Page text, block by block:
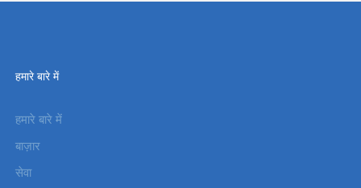
हमारे बारे में
हमारे बारे में
बाज़ार
सेवा